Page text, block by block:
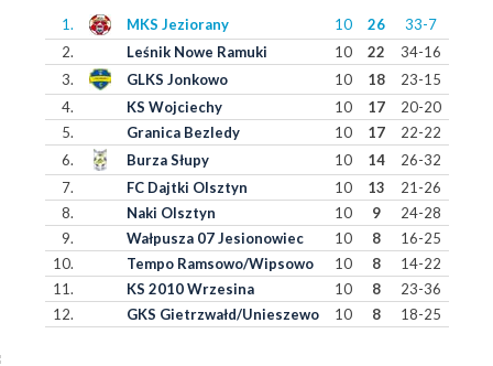
1. MKS Jeziorany 10 26
33-7
2.
Leśnik Nowe Ramuki 10 22
34-16
3.
GLKS Jonkowo 10 18
23-15
4.
KS Wojciechy 10 17
20-20
5.
Granica Bezledy 10 17
22-22
6.
Burza Słupy 10 14
26-32
7.
FC Dajtki Olsztyn 10 13
21-26
8.
Naki Olsztyn 10 9
24-28
9.
Wałpusza 07 Jesionowiec 10 8
16-25
10.
Tempo Ramsowo/Wipsowo 10 8
14-22
11.
KS 2010 Wrzesina 10 8
23-36
12.
GKS Gietrzwałd/Unieszewo 10 8 18-25